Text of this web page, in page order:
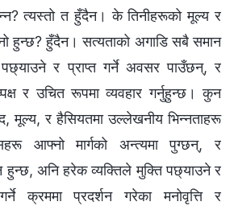
त्यस्तो त हुँदैन। के तिनीहरूको मूल्य र
हुन्छ? हुँदैन। सत्यताको अगाडि सबै समान
र प्राप्त गर्ने अवसर पाउँछन्, र
र उचित रूपमा व्यवहार गर्नुहुन्छ। कुन
मूल्य, र हैसियतमा उल्लेखनीय भिन्नताहरू
आफ्नो मार्गको अन्त्यमा पुग्छन्, र
हुन्छ, अनि हरेक व्यक्तिले मुक्ति पछ्याउने र
क्रममा प्रदर्शन गरेका मनोवृत्ति र